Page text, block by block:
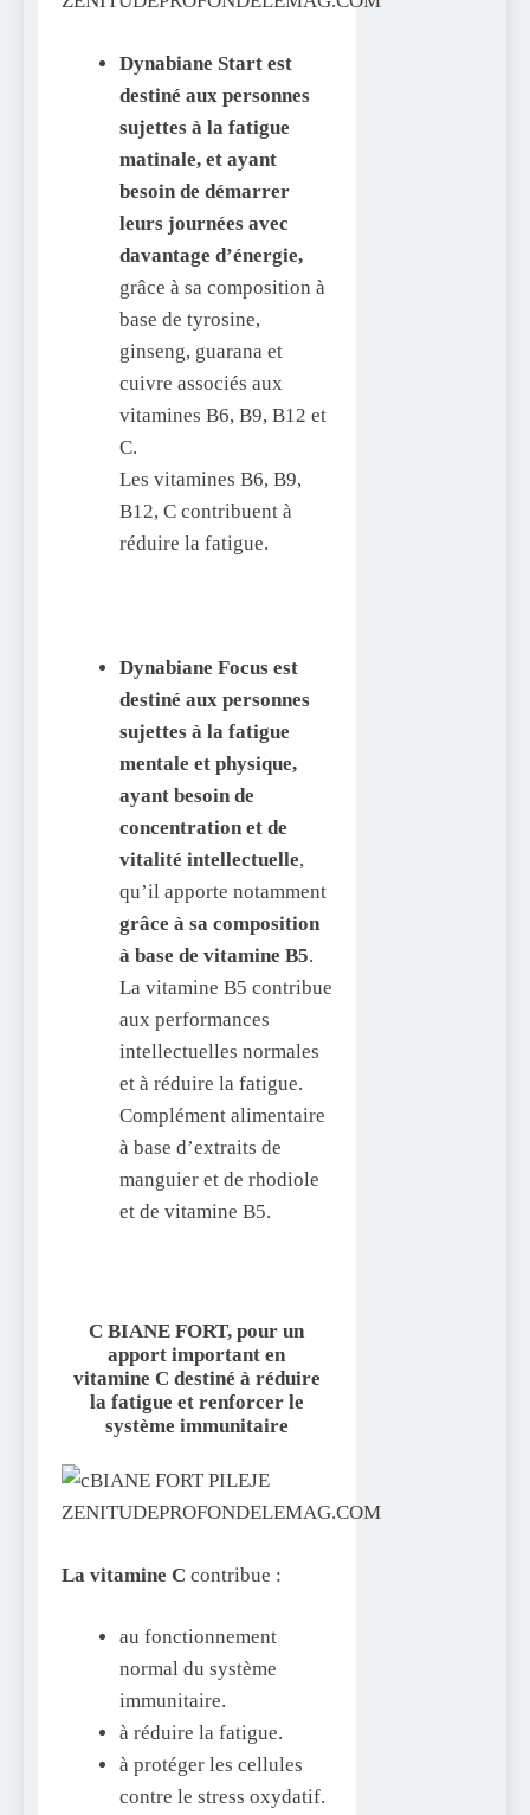
Dynabiane Start est
destiné aux personnes
sujettes à la fatigue
matinale, et ayant
besoin de démarrer
leurs journées avec
davantage d’énergie,
grâce à sa composition à
base de tyrosine,
ginseng, guarana et
cuivre associés aux
vitamines B6, B9, B12 et
C.
Les vitamines B6, B9,
B12, C contribuent à
réduire la fatigue.
Dynabiane Focus est
destiné aux personnes
sujettes à la fatigue
mentale et physique,
ayant besoin de
concentration et de
vitalité intellectuelle,
qu’il apporte notamment
grâce à sa composition
à base de vitamine B5.
La vitamine B5 contribue
aux performances
intellectuelles normales
et à réduire la fatigue.
Complément alimentaire
à base d’extraits de
manguier et de rhodiole
et de vitamine B5.
C BIANE FORT, pour un
apport important en
vitamine C destiné à réduire
la fatigue et renforcer le
système immunitaire
La vitamine C contribue :
au fonctionnement
normal du système
immunitaire.
à réduire la fatigue.
à protéger les cellules
contre le stress oxydatif.